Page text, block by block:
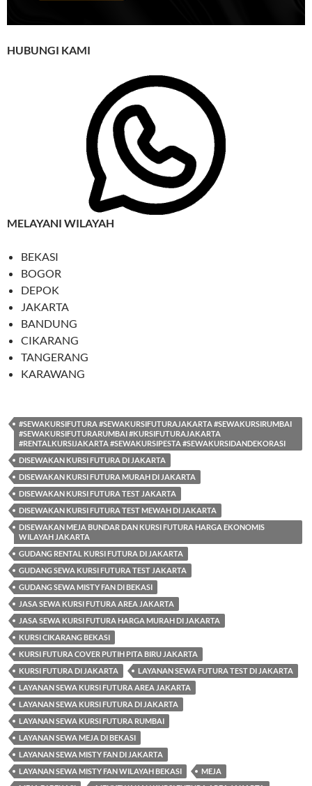
HUBUNGI KAMI
MELAYANI WILAYAH
BEKASI
BOGOR
DEPOK
JAKARTA
BANDUNG
CIKARANG
TANGERANG
KARAWANG
#SEWAKURSIFUTURA #SEWAKURSIFUTURAJAKARTA #SEWAKURSIRUMBAI
#SEWAKURSIFUTURARUMBAI #KURSIFUTURAJAKARTA
#RENTALKURSIJAKARTA #SEWAKURSIPESTA #SEWAKURSIDANDEKORASI
DISEWAKAN KURSI FUTURA DI JAKARTA
DISEWAKAN KURSI FUTURA MURAH DI JAKARTA
DISEWAKAN KURSI FUTURA TEST JAKARTA
DISEWAKAN KURSI FUTURA TEST MEWAH DI JAKARTA
DISEWAKAN MEJA BUNDAR DAN KURSI FUTURA HARGA EKONOMIS
WILAYAH JAKARTA
GUDANG RENTAL KURSI FUTURA DI JAKARTA
GUDANG SEWA KURSI FUTURA TEST JAKARTA
GUDANG SEWA MISTY FAN DI BEKASI
JASA SEWA KURSI FUTURA AREA JAKARTA
JASA SEWA KURSI FUTURA HARGA MURAH DI JAKARTA
KURSI CIKARANG BEKASI
KURSI FUTURA COVER PUTIH PITA BIRU JAKARTA
KURSI FUTURA DI JAKARTA
LAYANAN SEWA FUTURA TEST DI JAKARTA
LAYANAN SEWA KURSI FUTURA AREA JAKARTA
LAYANAN SEWA KURSI FUTURA DI JAKARTA
LAYANAN SEWA KURSI FUTURA RUMBAI
LAYANAN SEWA MEJA DI BEKASI
LAYANAN SEWA MISTY FAN DI JAKARTA
LAYANAN SEWA MISTY FAN WILAYAH BEKASI
MEJA